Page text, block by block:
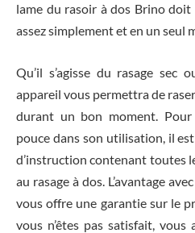
lame du rasoir à dos Brino
assez simplement et en un seul
Qu’il s’agisse du rasage sec
appareil vous permettra de
durant un bon moment.
pouce dans son utilisation, il
d’instruction contenant toutes
au rasage à dos. L’avantage
vous offre une garantie sur le
vous n’êtes pas satisfait,